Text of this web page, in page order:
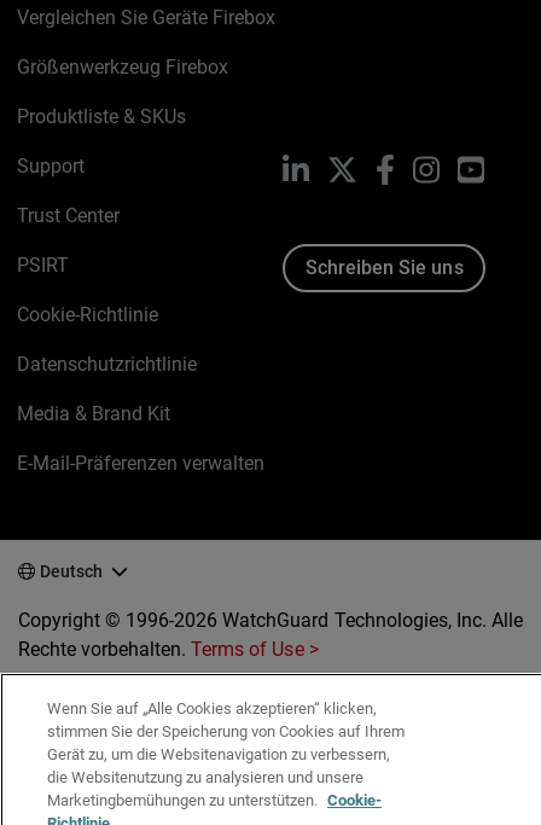
Vergleichen Sie Geräte Firebox
Größenwerkzeug Firebox
Produktliste & SKUs
Support
Trust Center
PSIRT
Cookie-Richtlinie
Datenschutzrichtlinie
Media & Brand Kit
E-Mail-Präferenzen verwalten
LinkedIn FacebookInstagram
Schreiben Sie uns
Deutsch
Copyright © 1996-2026 WatchGuard Technologies, Inc. Alle
Rechte vorbehalten.Terms of Use >
Wenn Sie auf „Alle Cookies akzeptieren“ klicken,
stimmen Sie der Speicherung von Cookies auf Ihrem
Gerät zu, um die Websitenavigation zu verbessern,
die Websitenutzung zu analysieren und unsere
Marketingbemühungen zu unterstützen. Cookie-